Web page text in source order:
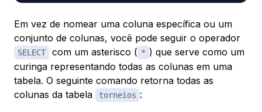
Em vez de nomear uma coluna específica ou um
conjunto de colunas, você pode seguir o operador
SELECT com um asterisco ( * ) que serve como um
curinga representando todas as colunas em uma
tabela. O seguinte comando retorna todas as
colunas da tabela
torneios :